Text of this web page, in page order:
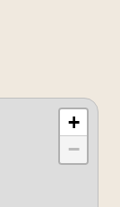
+
−